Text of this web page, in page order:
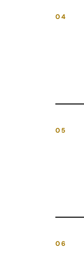
04
05
06